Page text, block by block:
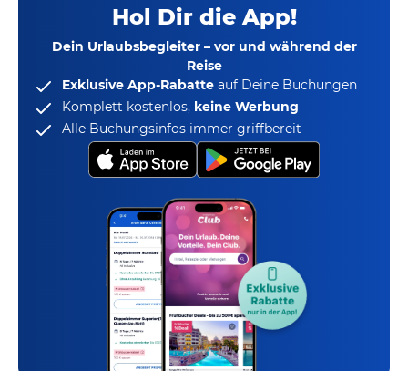
Hol Dir die App!
Dein Urlaubsbegleiter – vor und während der
Reise
Exklusive App-Rabatte auf Deine Buchungen
Komplett kostenlos, keine Werbung
Alle Buchungsinfos immer griffbereit